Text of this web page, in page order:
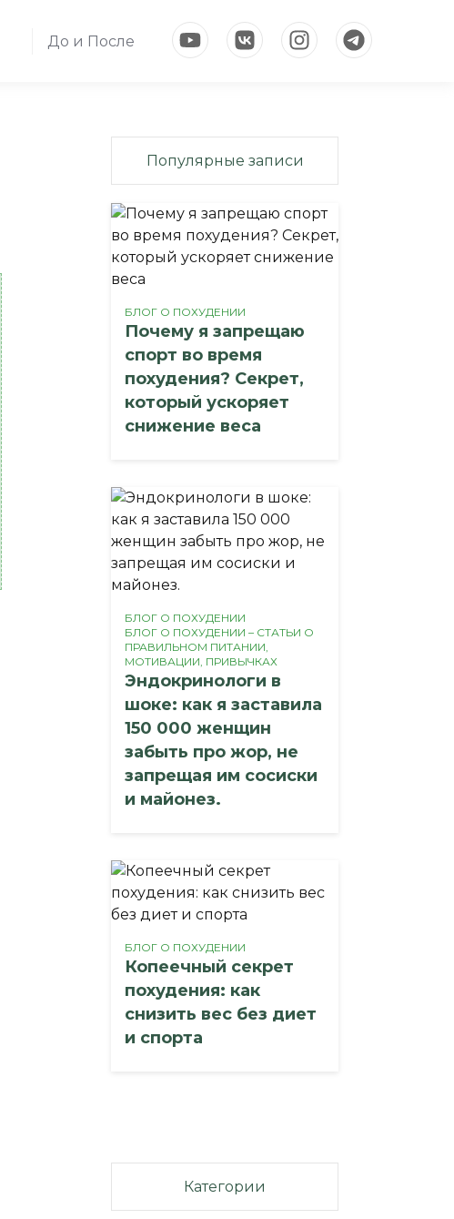
До и После
Популярные записи
БЛОГ О ПОХУДЕНИИ
Почему я запрещаю
спорт во время
похудения? Секрет,
который ускоряет
снижение веса
БЛОГ О ПОХУДЕНИИ
БЛОГ О ПОХУДЕНИИ – СТАТЬИ О
ПРАВИЛЬНОМ ПИТАНИИ,
МОТИВАЦИИ, ПРИВЫЧКАХ
Эндокринологи в
шоке: как я заставила
150 000 женщин
забыть про жор, не
запрещая им сосиски
и майонез.
БЛОГ О ПОХУДЕНИИ
Копеечный секрет
похудения: как
снизить вес без диет
и спорта
Категории